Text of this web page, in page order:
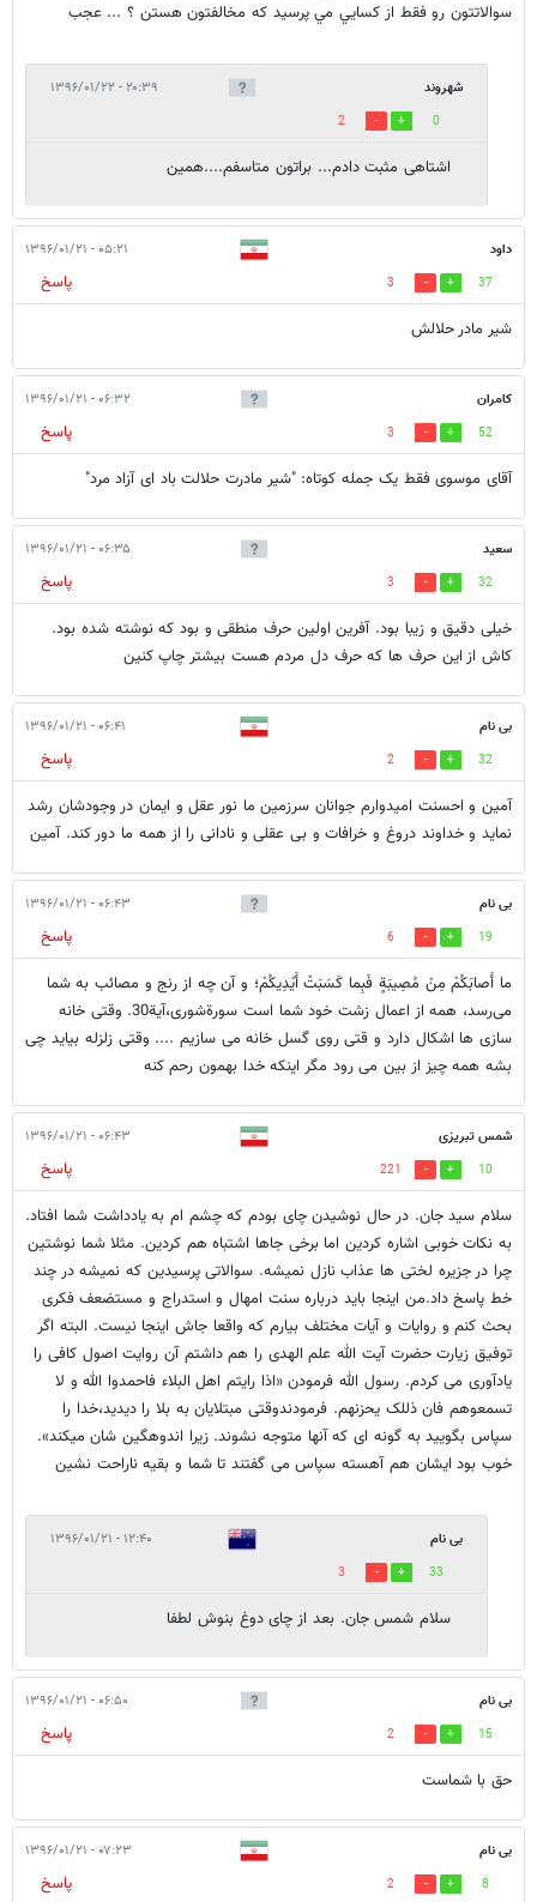
سوالاتتون رو فقط از كسايي مي پرسيد كه مخالفتون هستن ؟ ... عجب
شهروند ۲۰:۳۹ - ۱۳۹۶/۰۱/۲۲
0
2
اشتاهی مثبت دادم... براتون متاسفم....همین
داود ۰۵:۲۱ - ۱۳۹۶/۰۱/۲۱
37
3
پاسخ
شیر مادر حلالش
کامران ۰۶:۳۲ - ۱۳۹۶/۰۱/۲۱
52
3
پاسخ
آقای موسوی فقط یک جمله کوتاه: "شیر مادرت حلالت باد ای آزاد مرد"
سعید ۰۶:۳۵ - ۱۳۹۶/۰۱/۲۱
32
3
پاسخ
خیلی دقیق و زیبا بود. آفرین اولین حرف منطقی و بود که نوشته شده بود.
کاش از این حرف ها که حرف دل مردم هست بیشتر چاپ کنین
بی نام ۰۶:۴۱ - ۱۳۹۶/۰۱/۲۱
32
2
پاسخ
آمین و احسنت امیدوارم جوانان سرزمین ما نور عقل و ایمان در وجودشان رشد
نماید و خداوند دروغ و خرافات و بی عقلی و نادانی را از همه ما دور کند. آمین
بی نام ۰۶:۴۳ - ۱۳۹۶/۰۱/۲۱
19
6
پاسخ
ما أَصابَكُمْ مِنْ مُصِیبَةٍ فَبِما كَسَبَتْ أَیْدِیكُمْ؛ و آن چه از رنج و مصائب به شما
می‌رسد، همه از اعمال زشت خود شما است سورةشوری،آیة30. وقتی خانه
سازی ها اشکال دارد و قتی روی گسل خانه می سازیم .... وقتی زلزله بیاید چی
بشه همه چیز از بین می رود مگر اینکه خدا بهمون رحم کنه
شمس تبریزی ۰۶:۴۳ - ۱۳۹۶/۰۱/۲۱
10
221
پاسخ
سلام سید جان. در حال نوشیدن چای بودم که چشم ام به یادداشت شما افتاد.
به نکات خوبی اشاره کردین اما برخی جاها اشتباه هم کردین. مثلا شما نوشتین
چرا در جزیره لختی ها عذاب نازل نمیشه. سوالاتی پرسیدین که نمیشه در چند
خط پاسخ داد.من اینجا باید درباره سنت امهال و استدراج و مستضعف فکری
بحث کنم و روایات و آیات مختلف بیارم که واقعا جاش اینجا نیست. البته اگر
توفیق زیارت حضرت آیت الله علم الهدی را هم داشتم آن روایت اصول کافی را
یادآوری می کردم. رسول الله فرمودن «اذا رایتم اهل البلاء فاحمدوا الله و لا
تسمعوهم فان ذللک یحزنهم. فرمودندوقتی مبتلایان به بلا را دیدید،خدا را
سپاس بگویید به گونه ای که آنها متوجه نشوند. زیرا اندوهگین شان میکند».
خوب بود ایشان هم آهسته سپاس می گفتند تا شما و بقیه ناراحت نشین
بی نام ۱۲:۴۰ - ۱۳۹۶/۰۱/۲۱
33
3
سلام شمس جان. بعد از چای دوغ بنوش لطفا
بی نام ۰۶:۵۰ - ۱۳۹۶/۰۱/۲۱
15
2
پاسخ
حق با شماست
بی نام ۰۷:۲۳ - ۱۳۹۶/۰۱/۲۱
8
2 پاسخ